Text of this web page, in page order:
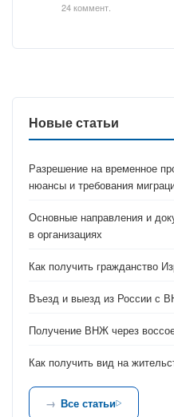
24 коммент.
Новые статьи
Разрешение на временное
нюансы и требования
Основные направления и
в организациях
Как получить гражданство
Въезд и выезд из России с
Получение ВНЖ через
Как получить вид на
Все статьи